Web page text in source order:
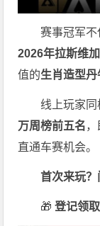
赛事冠军
2026年拉斯维
值的生肖造型
线上玩家
万周榜前五名
直通车赛机会。
首次来玩？
🎁 登记领